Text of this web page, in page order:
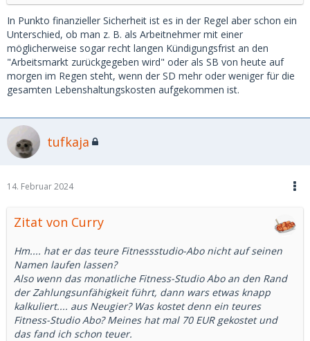
In Punkto finanzieller Sicherheit ist es in der Regel aber schon ein
Unterschied, ob man z. B. als Arbeitnehmer mit einer
möglicherweise sogar recht langen Kündigungsfrist an den
"Arbeitsmarkt zurückgegeben wird" oder als SB von heute auf
morgen im Regen steht, wenn der SD mehr oder weniger für die
gesamten Lebenshaltungskosten aufgekommen ist.
tufkaja
14. Februar 2024
Zitat von Curry
Hm.... hat er das teure Fitnessstudio-Abo nicht auf seinen
Namen laufen lassen?
Also wenn das monatliche Fitness-Studio Abo an den Rand
der Zahlungsunfähigkeit führt, dann wars etwas knapp
kalkuliert.... aus Neugier? Was kostet denn ein teures
Fitness-Studio Abo? Meines hat mal 70 EUR gekostet und
das fand ich schon teuer.